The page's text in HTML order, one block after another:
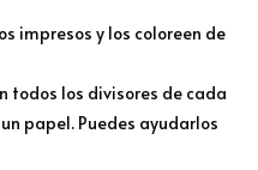
impresos y los coloreen de
todos los divisores de cada
papel. Puedes ayudarlos